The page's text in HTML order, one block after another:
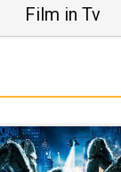
Film in Tv